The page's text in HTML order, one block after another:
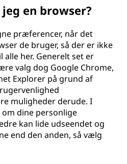
en browser?
præferencer, når det
de bruger, så der er ikke
alle her. Generelt set er
valg dog Google Chrome,
Explorer på grund af
muligheder derude. I
dine personlige
kan lide udseendet og
end den anden, så vælg